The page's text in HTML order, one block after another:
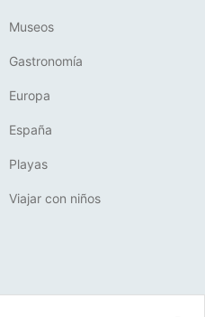
Museos
Gastronomía
Europa
España
Playas
Viajar con niños